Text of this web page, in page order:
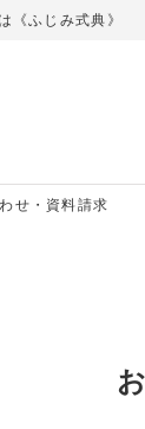
ふじみ式典》
せ・資料請求